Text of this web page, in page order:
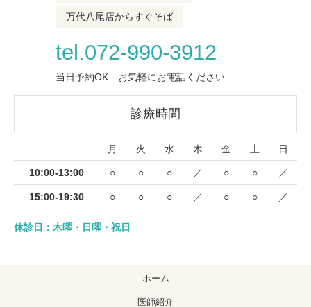
万代八尾店からすぐそば
tel.072-990-3912
当日予約OK お気軽にお電話ください
診療時間
月 火 水 木 金 土 日
10:00-13:00 ○ ○ ○ ／ ○ ○ ／
15:00-19:30 ○ ○ ○ ／ ○ ○ ／
休診日：木曜・日曜・祝日
ホーム
医師紹介